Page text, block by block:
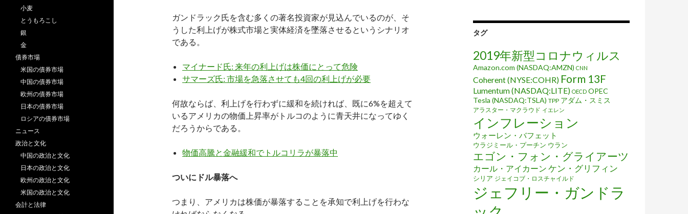
ガンドラック氏を含む多くの著名投資家が見込んでいるのが、そ
うした利上げが株式市場と実体経済を墜落させるというシナリオ
である。
マイナード氏: 来年の利上げは株価にとって危険
サマーズ氏: 市場を急落させても4回の利上げが必要
何故ならば、利上げを行わずに緩和を続ければ、既に6%を超えて
いるアメリカの物価上昇率がトルコのように青天井になってゆく
だろうからである。
物価高騰と金融緩和でトルコリラが暴落中
ついにドル暴落へ
つまり、アメリカは株価が暴落することを承知で利上げを行わな
タグ
2019年新型コロナウィルス
Amazon.com (NASDAQ:AMZN) CNN
Coherent (NYSE:COHR) Form 13F
Lumentum (NASDAQ:LITE) OECD OPEC
Tesla (NASDAQ:TSLA) TPP アダム・スミス
アラスター・マクラウド イエレン
インフレーション
ウォーレン・バフェット
ウラジミール・プーチン ウラン
エゴン・フォン・グライアーツ
カール・アイカーン ケン・グリフィン
シリア ジェイコブ・ロスチャイルド
ジェフリー・ガンドラ
小麦
とうもろこし
銀
金
債券市場
米国の債券市場
中国の債券市場
欧州の債券市場
日本の債券市場
ロシアの債券市場
ニュース
政治と文化
中国の政治と文化
日本の政治と文化
欧州の政治と文化
米国の政治と文化
会計と法律